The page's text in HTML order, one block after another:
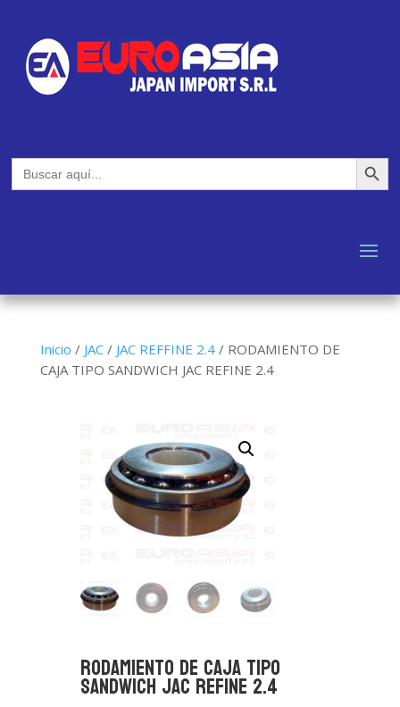
Buscar: Botón de
Inicio / JAC/ JAC REFFINE 2.4/ RODAMIENTO DE
CAJA TIPO SANDWICH JAC REFINE 2.4
RODAMIENTO DE CAJA TIPO
SANDWICH JAC REFINE 2.4